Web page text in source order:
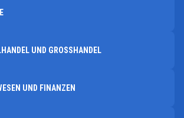
UND GROSSHANDEL
UND FINANZEN